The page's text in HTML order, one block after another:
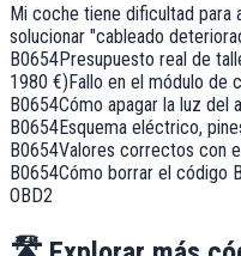
Mi coche tiene dificultad para
solucionar "cableado
B0654Presupuesto real de
1980 €)Fallo en el módulo de
B0654Cómo apagar la luz del
B0654Esquema eléctrico,
B0654Valores correctos con
B0654Cómo borrar el código
OBD2